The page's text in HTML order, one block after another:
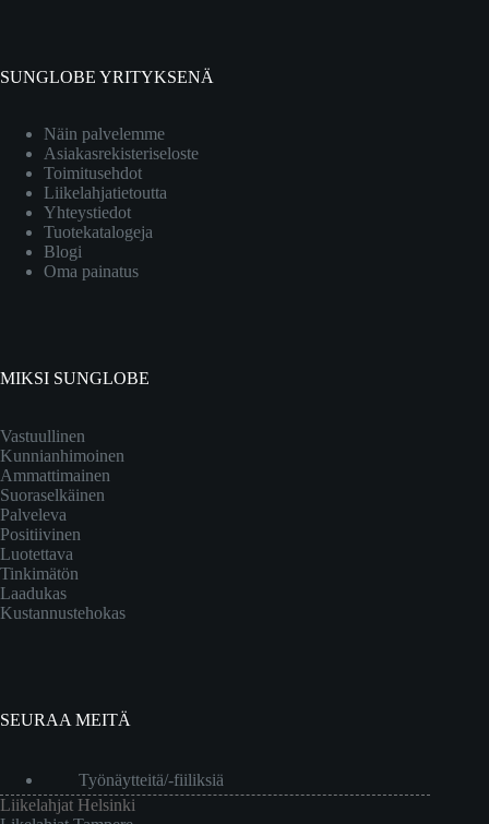
SUNGLOBE YRITYKSENÄ
Näin palvelemme
Asiakasrekisteriseloste
Toimitusehdot
Liikelahjatietoutta
Yhteystiedot
Tuotekatalogeja
Blogi
Oma painatus
MIKSI SUNGLOBE
Vastuullinen
Kunnianhimoinen
Ammattimainen
Suoraselkäinen
Palveleva
Positiivinen
Luotettava
Tinkimätön
Laadukas
Kustannustehokas
SEURAA MEITÄ
Työnäytteitä/-fiiliksiä
Liikelahjat Helsinki